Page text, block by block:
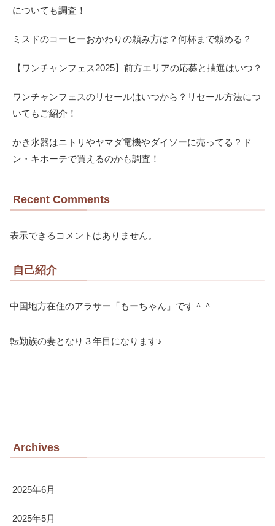
についても調査！
ミスドのコーヒーおかわりの頼み方は？何杯まで頼める？
【ワンチャンフェス2025】前方エリアの応募と抽選はいつ？
ワンチャンフェスのリセールはいつから？リセール方法につ
いてもご紹介！
かき氷器はニトリやヤマダ電機やダイソーに売ってる？ド
ン・キホーテで買えるのかも調査！
Recent Comments
表示できるコメントはありません。
自己紹介
中国地方在住のアラサー「もーちゃん」です＾＾
転勤族の妻となり３年目になります♪
Archives
2025年6月
2025年5月